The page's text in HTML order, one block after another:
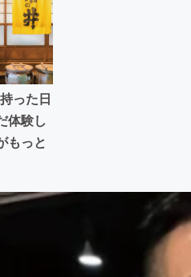
った日
体験し
もっと